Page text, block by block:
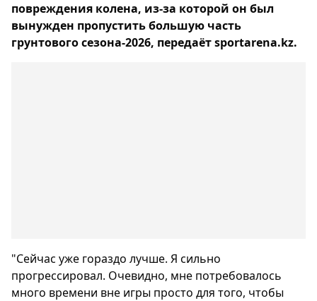
повреждения колена, из-за которой он был
вынужден пропустить большую часть
грунтового сезона-2026, передаёт sportarena.kz.
"Сейчас уже гораздо лучше. Я сильно
прогрессировал. Очевидно, мне потребовалось
много времени вне игры просто для того, чтобы